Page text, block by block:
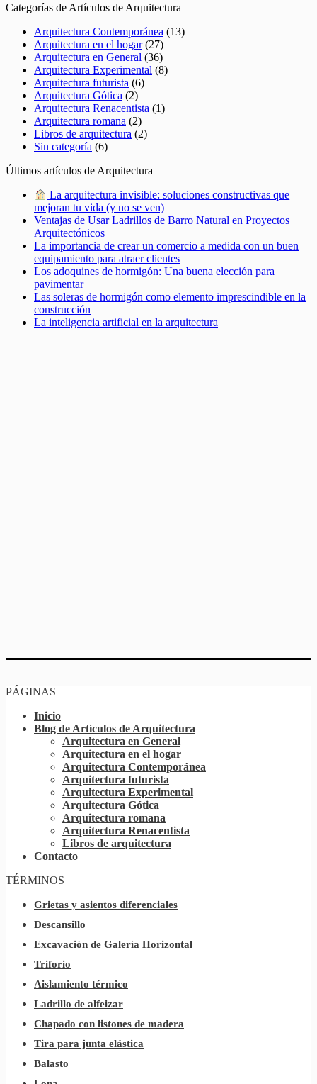
Categorías de Artículos de Arquitectura
Arquitectura Contemporánea (13)
Arquitectura en el hogar(27)
Arquitectura en General (36)
Arquitectura Experimental (8)
Arquitectura futurista (6)
Arquitectura Gótica (2)
Arquitectura Renacentista (1)
Arquitectura romana (2)
Libros de arquitectura (2)
Sin categoría (6)
Últimos artículos de Arquitectura
La arquitectura invisible: soluciones constructivas que
mejoran tu vida (y no se ven)
Ventajas de Usar Ladrillos de Barro Natural en Proyectos
Arquitectónicos
La importancia de crear un comercio a medida con un buen
equipamiento para atraer clientes
Los adoquines de hormigón: Una buena elección para
pavimentar
Las soleras de hormigón como elemento imprescindible en la
construcción
La inteligencia artificial en la arquitectura
PÁGINAS
Inicio
Blog de Artículos de Arquitectura
Arquitectura en General
Arquitectura en el hogar
Arquitectura Contemporánea
Arquitectura futurista
Arquitectura Experimental
Arquitectura Gótica
Arquitectura romana
Arquitectura Renacentista
Libros de arquitectura
Contacto
TÉRMINOS
Grietas y asientos diferenciales
Descansillo
Excavación de Galería Horizontal
Triforio
Aislamiento térmico
Ladrillo de alfeizar
Chapado con listones de madera
Tira para junta elástica
Balasto